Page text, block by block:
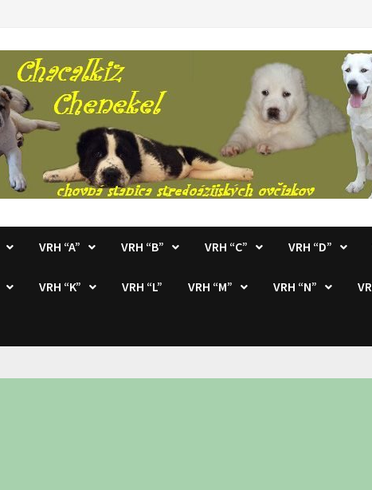
VRH “A” VRH “B” VRH “C” VRH “D”
VRH “K” VRH “L” VRH “M” VRH “N”